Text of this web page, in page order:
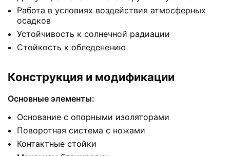
Работа в условиях воздействия атмосферных
осадков
Устойчивость к солнечной радиации
Стойкость к обледенению
Конструкция и модификации
Основные элементы:
Основание с опорными изоляторами
Поворотная система с ножами
Контактные стойки